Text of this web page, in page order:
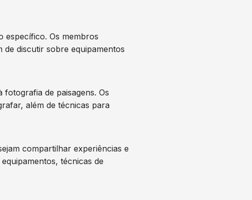
específico. Os membros
discutir sobre equipamentos
de paisagens. Os
além de técnicas para
compartilhar experiências e
técnicas de